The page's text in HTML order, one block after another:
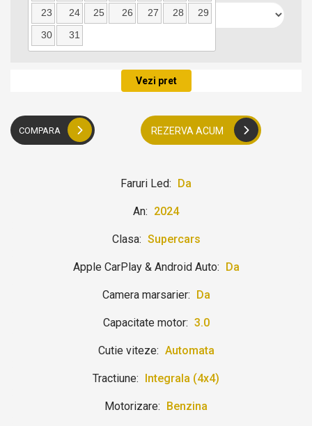
Vezi pret
COMPARA REZERVA ACUM
Faruri Led: Da
An: 2024
Clasa: Supercars
Apple CarPlay & Android Auto: Da
Camera marsarier: Da
Capacitate motor: 3.0
Cutie viteze: Automata
Tractiune: Integrala (4x4)
Motorizare: Benzina
23
24 25 26 27 28
29
30
31